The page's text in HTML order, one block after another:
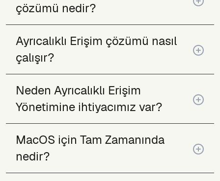
çözümü nedir?
Ayrıcalıklı Erişim çözümü nasıl
çalışır?
Neden Ayrıcalıklı Erişim
Yönetimine ihtiyacımız var?
MacOS için Tam Zamanında
nedir?